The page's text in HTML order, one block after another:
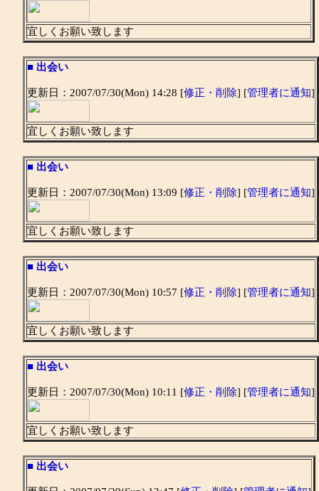
宜しくお願い致します
■ 出会い
更新日：2007/07/30(Mon) 14:28 [修正・削除] [管理者に通知]
宜しくお願い致します
■ 出会い
更新日：2007/07/30(Mon) 13:09 [修正・削除] [管理者に通知]
宜しくお願い致します
■ 出会い
更新日：2007/07/30(Mon) 10:57 [修正・削除] [管理者に通知]
宜しくお願い致します
■ 出会い
更新日：2007/07/30(Mon) 10:11 [修正・削除] [管理者に通知]
宜しくお願い致します
■ 出会い